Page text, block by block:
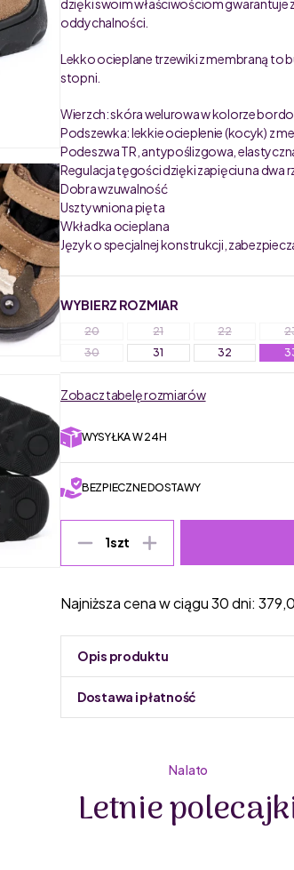
dzięki swoim właściwościom
oddychalności.
Lekko ocieplane trzewiki z membraną to
stopni.
Wierzch: skóra welurowa w kolorze
Podszewka: lekkie ocieplenie (kocyk) z
Podeszwa TR, antypoślizgowa,
Regulacja tęgości dzięki zapięciu na dwa
Dobra wzuwalność
Usztywniona pięta
Wkładka ocieplana
Język o specjalnej konstrukcji,
WYBIERZ ROZMIAR
20 21 22
30
31 32
Zobacz tabelę rozmiarów
WYSYŁKA W 24H
BEZPIECZNE DOSTAWY
1szt
Najniższa cena w ciągu 30 dni:
Opis produktu
Mrugała to polska marka z długą
Dostawa i płatność
Na lato
Letnie